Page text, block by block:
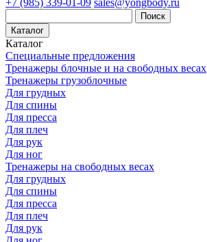
+7 (985) 339-01-09 sales@yongbody.ru
Поиск
Каталог
Каталог
Специальные предложения
Тренажеры блочные и на свободных весах
Тренажеры грузоблочные
Для грудных
Для спины
Для пресса
Для плеч
Для рук
Для ног
Тренажеры на свободных весах
Для грудных
Для спины
Для пресса
Для плеч
Для рук